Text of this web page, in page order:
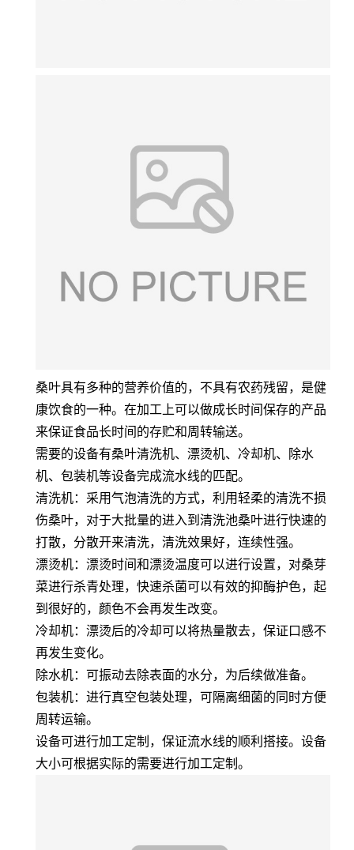
桑叶具有多种的营养价值的，不具有农药残留，是健
康饮食的一种。在加工上可以做成长时间保存的产品
来保证食品长时间的存贮和周转输送。
需要的设备有桑叶清洗机、漂烫机、冷却机、除水
机、包装机等设备完成流水线的匹配。
清洗机：采用气泡清洗的方式，利用轻柔的清洗不损
伤桑叶，对于大批量的进入到清洗池桑叶进行快速的
打散，分散开来清洗，清洗效果好，连续性强。
漂烫机：漂烫时间和漂烫温度可以进行设置，对桑芽
菜进行杀青处理，快速杀菌可以有效的抑酶护色，起
到很好的，颜色不会再发生改变。
冷却机：漂烫后的冷却可以将热量散去，保证口感不
再发生变化。
除水机：可振动去除表面的水分，为后续做准备。
包装机：进行真空包装处理，可隔离细菌的同时方便
周转运输。
设备可进行加工定制，保证流水线的顺利搭接。设备
大小可根据实际的需要进行加工定制。